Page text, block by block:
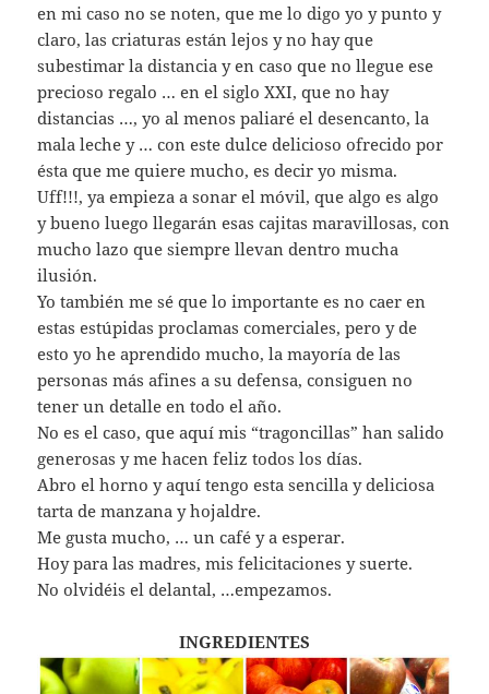
en mi caso no se noten, que me lo digo yo y punto y
claro, las criaturas están lejos y no hay que
subestimar la distancia y en caso que no llegue ese
precioso regalo … en el siglo XXI, que no hay
distancias …, yo al menos paliaré el desencanto, la
mala leche y … con este dulce delicioso ofrecido por
ésta que me quiere mucho, es decir yo misma.
Uff!!!, ya empieza a sonar el móvil, que algo es algo
y bueno luego llegarán esas cajitas maravillosas, con
mucho lazo que siempre llevan dentro mucha
ilusión.
Yo también me sé que lo importante es no caer en
estas estúpidas proclamas comerciales, pero y de
esto yo he aprendido mucho, la mayoría de las
personas más afines a su defensa, consiguen no
tener un detalle en todo el año.
No es el caso, que aquí mis “tragoncillas” han salido
generosas y me hacen feliz todos los días.
Abro el horno y aquí tengo esta sencilla y deliciosa
tarta de manzana y hojaldre.
Me gusta mucho, … un café y a esperar.
Hoy para las madres, mis felicitaciones y suerte.
No olvidéis el delantal, …empezamos.
INGREDIENTES